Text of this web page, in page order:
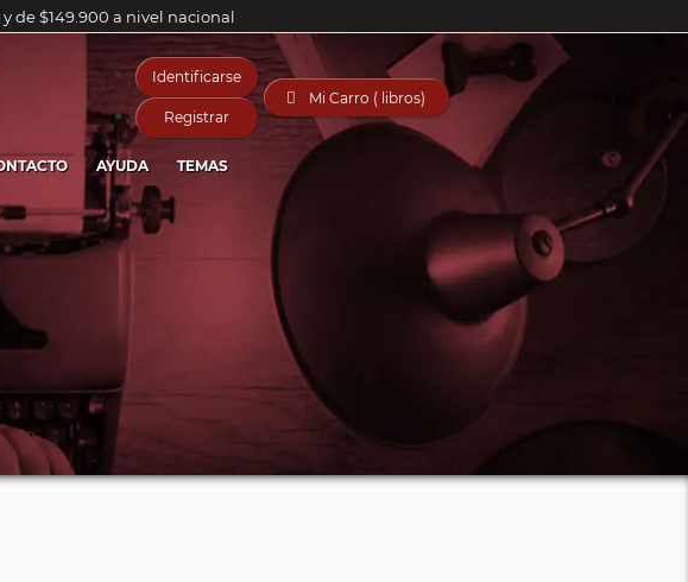
de $149.900 a nivel nacional
Identificarse
Registrar
 Mi Carro ( libros)
AYUDA TEMAS